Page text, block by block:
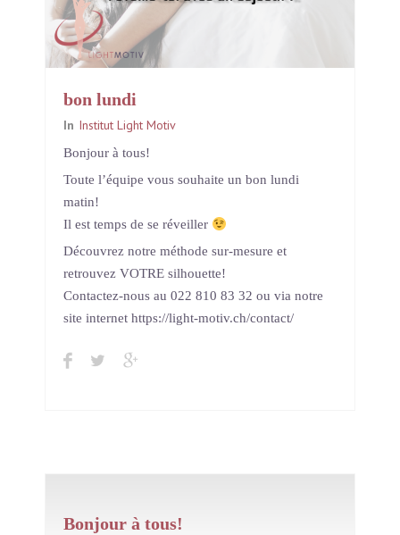
bon lundi
In Institut Light Motiv
Bonjour à tous!
Toute l’équipe vous souhaite un bon lundi
matin!
Il est temps de se réveiller
Découvrez notre méthode sur-mesure et
retrouvez VOTRE silhouette!
Contactez-nous au 022 810 83 32 ou via notre
site internet https://light-motiv.ch/contact/
Bonjour à tous!